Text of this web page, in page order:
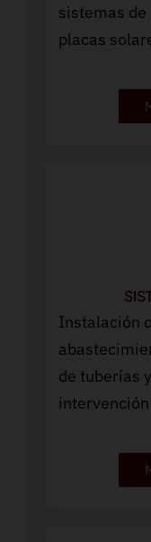
sistemas
placas
Instalación
de tuberías